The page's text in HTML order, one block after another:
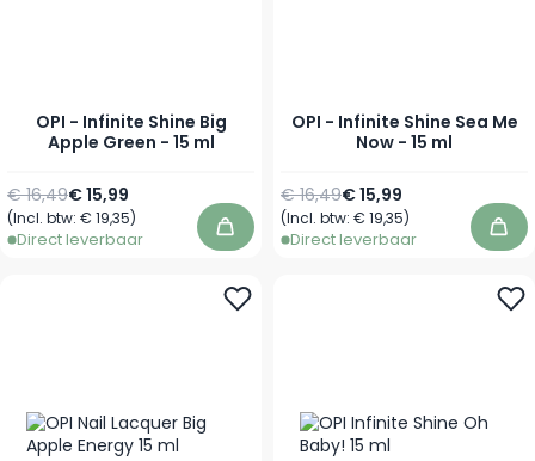
OPI - Infinite Shine Big
Apple Green - 15 ml
Speciale prijs
€ 15,99
Normale prijs
€ 16,49
(Incl. btw: € 19,35)
Direct leverbaar In winkelwagen
OPI - Infinite Shine Sea Me
Now - 15 ml
Speciale prijs
€ 15,99
Normale prijs
€ 16,49
(Incl. btw: € 19,35)
Direct leverbaar In